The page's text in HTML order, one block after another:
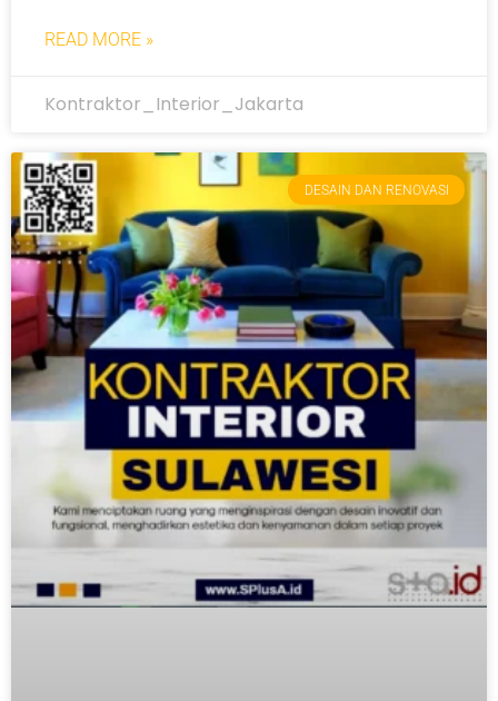
READ MORE »
Kontraktor_Interior_Jakarta
DESAIN DAN RENOVASI